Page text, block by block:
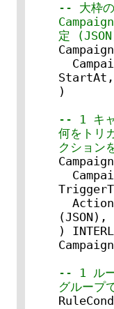
-- 大枠
定
)
-- 1 キャ
何をトリ
クション
)
-- 1 ルー
グループ